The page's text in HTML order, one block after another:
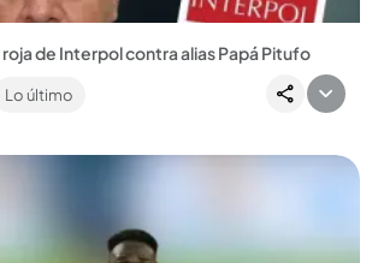
de Interpol contra alias Papá Pitufo
por la Fiscalía en el 2025; este 9 de
tras cumplir con los requisitos....
Lo último